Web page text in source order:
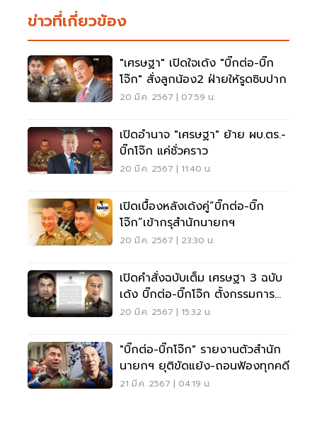
ข่าวที่เกี่ยวข้อง
"เศรษฐา" เปิดใจเด้ง "บิ๊กต่อ-บิ๊ก
โจ๊ก" สั่งลูกน้อง2 ฝ่ายให้รูดซิบปาก
20 มี.ค. 2567 | 07:59 น.
เปิดอำนาจ "เศรษฐา" ย้าย ผบ.ตร.-
บิ๊กโจ๊ก แค่ชั่วคราว
20 มี.ค. 2567 | 11:40 น.
เปิดเบื้องหลังเด้งคู่“บิ๊กต่อ-บิ๊ก
โจ๊ก”เข้ากรุสำนักนายกฯ
20 มี.ค. 2567 | 23:30 น.
เปิดคำสั่งฉบับเต็ม เศรษฐา 3 ฉบับ
เด้ง บิ๊กต่อ-บิ๊กโจ๊ก ตั้งกรรมการ
สอบ 60 วัน
20 มี.ค. 2567 | 15:32 น.
"บิ๊กต่อ-บิ๊กโจ๊ก" รายงานตัวสำนัก
นายกฯ ยุติขัดแย้ง-ถอนฟ้องทุกคดี
21 มี.ค. 2567 | 04:19 น.